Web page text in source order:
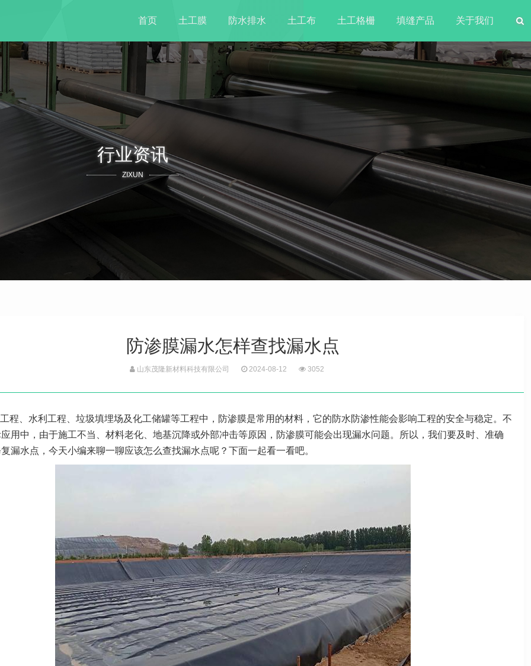
首页 土工膜 防水排水 土工布 土工格栅 填缝产品 关于我们
行业资讯
ZIXUN
防渗膜漏水怎样查找漏水点
山东茂隆新材料科技有限公司 2024-08-12 3052
程、水利工程、垃圾填埋场及化工储罐等工程中，防渗膜是常用的材料，它的防水防渗性能会影响工程的安全与稳定。不
用中，由于施工不当、材料老化、地基沉降或外部冲击等原因，防渗膜可能会出现漏水问题。所以，我们要及时、准确
漏水点，今天小编来聊一聊应该怎么查找漏水点呢？下面一起看一看吧。